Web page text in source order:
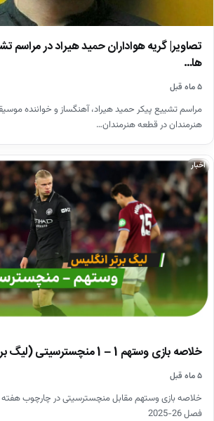
تصاویر| گریه هواداران حمید هیراد در
ها…
۵ ماه قبل
مراسم تشییع پیکر حمید هیراد، آهنگساز و خواننده
هنرمندان در قطعه هنرمندان…
اخبار
خلاصه بازی وستهم 1 – 1 منچسترسیتی (لیگ برتر انگلیس)
۵ ماه قبل
خلاصه بازی وستهم مقابل منچسترسیتی در چارچوب
فصل 26-2025